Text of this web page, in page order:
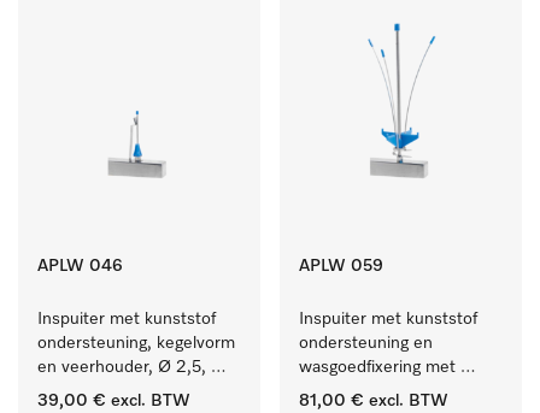
APLW 046
Inspuiter met kunststof
ondersteuning, kegelvorm
en veerhouder, Ø 2,5,
lengte 80 mm.
39,00 € excl. BTW
APLW 059
Inspuiter met kunststof
ondersteuning en
wasgoedfixering met
vergr., Ø 6, lengte
81,00 € excl. BTW